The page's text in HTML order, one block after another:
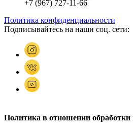
+7 (967) 727-11-66
Политика конфиденциальности
Подписывайтесь на наши соц. сети:
Политика в отношении